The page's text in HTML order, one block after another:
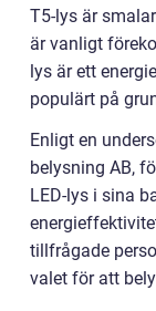
T5-lys är
är vanligt
lys är ett
populärt på
Enligt en
belysning AB,
LED-lys i sina
tillfrågade
valet för att